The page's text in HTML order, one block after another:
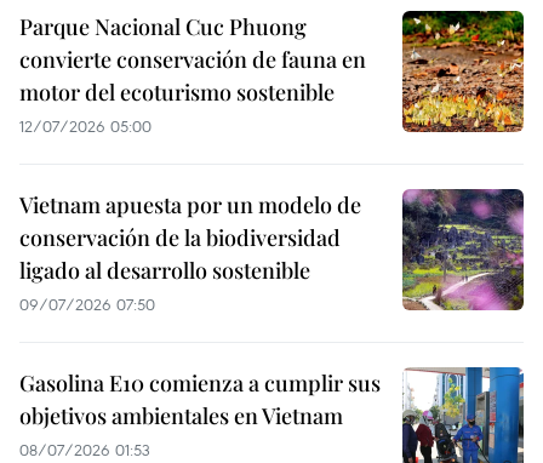
Parque Nacional Cuc Phuong
convierte conservación de fauna en
motor del ecoturismo sostenible
12/07/2026 05:00
Vietnam apuesta por un modelo de
conservación de la biodiversidad
ligado al desarrollo sostenible
09/07/2026 07:50
Gasolina E10 comienza a cumplir sus
objetivos ambientales en Vietnam
08/07/2026 01:53